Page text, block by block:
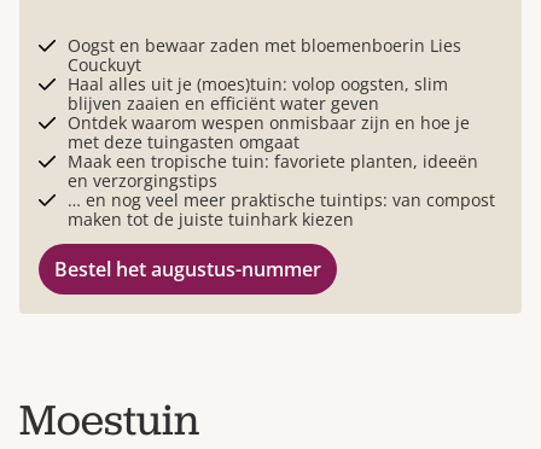
Oogst en bewaar zaden met bloemenboerin Lies
Couckuyt
Haal alles uit je (moes)tuin: volop oogsten, slim
blijven zaaien en efficiënt water geven
Ontdek waarom wespen onmisbaar zijn en hoe je
met deze tuingasten omgaat
Maak een tropische tuin: favoriete planten, ideeën
en verzorgingstips
… en nog veel meer praktische tuintips: van compost
maken tot de juiste tuinhark kiezen
Bestel het augustus-nummer
Moestuin